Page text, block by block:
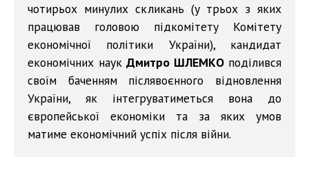
чотирьох минулих скликань (у трьох з яких
працював головою підкомітету Комітету
економічної політики України), кандидат
економічних наук Дмитро ШЛЕМКОподілився
своїм баченням післявоєнного відновлення
України, як інтегруватиметься вона до
європейської економіки та за яких умов
матиме економічний успіх після війни.